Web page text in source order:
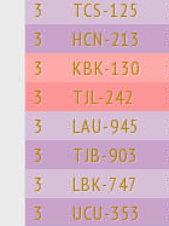
3 TCS-125
3 HCN-213
3 KBK-130
3 TJL-242
3 LAU-945
3 TJB-903
3 LBK-747
3 UCU-353